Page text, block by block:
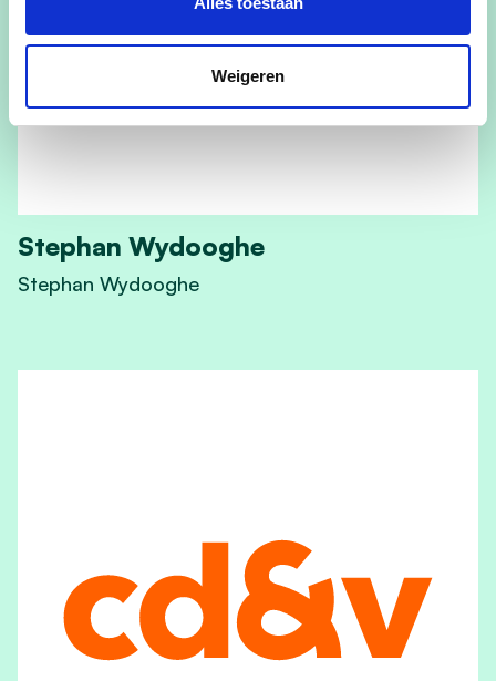
Weigeren
Stephan Wydooghe
Stephan Wydooghe